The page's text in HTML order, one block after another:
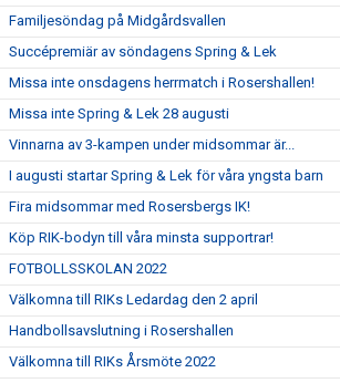
Familjesöndag på Midgårdsvallen
Succépremiär av söndagens Spring & Lek
Missa inte onsdagens herrmatch i Rosershallen!
Missa inte Spring & Lek 28 augusti
Vinnarna av 3-kampen under midsommar är...
I augusti startar Spring & Lek för våra yngsta barn
Fira midsommar med Rosersbergs IK!
Köp RIK-bodyn till våra minsta supportrar!
FOTBOLLSSKOLAN 2022
Välkomna till RIKs Ledardag den 2 april
Handbollsavslutning i Rosershallen
Välkomna till RIKs Årsmöte 2022